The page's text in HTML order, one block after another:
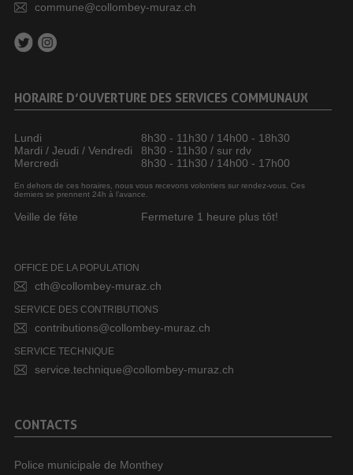
commune@collombey-muraz.ch
HORAIRE D’OUVERTURE DES SERVICES COMMUNAUX
Lundi
8h30 - 11h30 / 14h00 - 18h30
Mardi / Jeudi / Vendredi
8h30 - 11h30 / sur rdv
Mercredi
8h30 - 11h30 / 14h00 - 17h00
En dehors de ces horaires, nous vous recevons volontiers sur rendez-vous. Ces
derniers se prennent 24h à l’avance.
Veille de fête Fermeture 1 heure plus tôt!
OFFICE DE LA POPULATION
cth@collombey-muraz.ch
SERVICE DES CONTRIBUTIONS
contributions@collombey-muraz.ch
SERVICE TECHNIQUE
service.technique@collombey-muraz.ch
CONTACTS
Police municipale de Monthey